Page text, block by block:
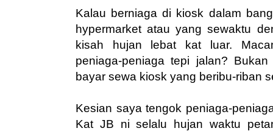
Kalau berniaga di kiosk dalam
hypermarket atau yang sewaktu
kisah hujan lebat kat luar.
peniaga-peniaga tepi jalan?
bayar sewa kiosk yang beribu-riban
Kesian saya tengok peniaga-
Kat JB ni selalu hujan waktu